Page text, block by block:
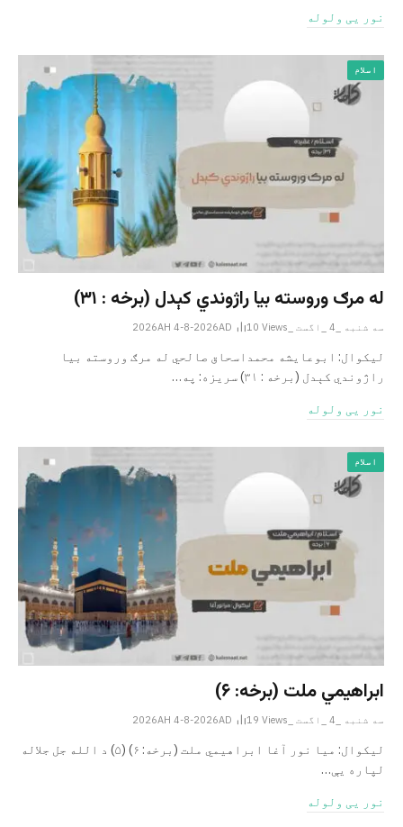
نور یی ولوله
اسلام
له مرګ وروسته بیا راژوندي کېدل (برخه : ۳۱)
سه شنبه _4 _اگست _2026AH 4-8-2026AD 10 Views
لیکوال: ابوعایشه محمداسحاق صالحي له مرګ وروسته بیا
راژوندي کېدل (برخه : ۳۱) سریزه: په…
نور یی ولوله
اسلام
ابراهيمي ملت (برخه: ۶)
سه شنبه _4 _اگست _2026AH 4-8-2026AD 19 Views
ليکوال: میا نور آغا ابراهيمي ملت (برخه: ۶) (۵) د الله جل جلاله
لپاره یې…
نور یی ولوله